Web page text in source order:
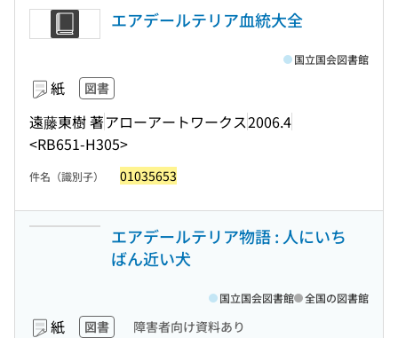
エアデールテリア血統大全
紙 図書
遠藤東樹 著アローアートワークス2006.4
<RB651-H305>
国立国会図書館
件名（識別子） 01035653
エアデールテリア物語 : 人にいち
ばん近い犬
紙 図書 障害者向け資料あり
国立国会図書館 全国の図書館